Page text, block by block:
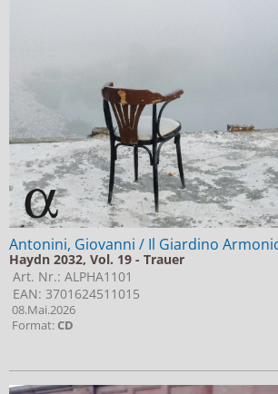
Naxos weltweit
Antonini, Giovanni / Il Giardino
Haydn 2032, Vol. 19 - Trauer
Art. Nr.: ALPHA1101
EAN: 3701624511015
08.Mai.2026
Format:CD